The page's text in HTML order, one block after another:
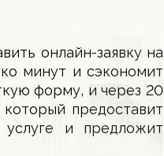
онлайн-заявку на
минут и сэкономит
форму, и через 20
предоставит
и предложит